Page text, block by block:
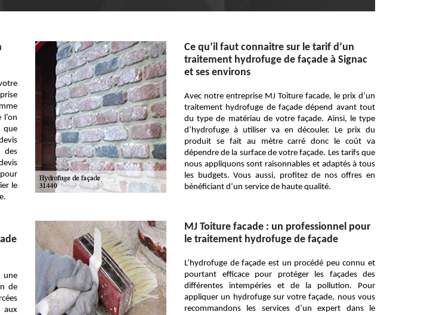
que
des
le
Ce qu’il faut connaitre sur le tarif d’un
traitement hydrofuge de façade à Signac
et ses environs
Avec notre entreprise MJ Toiture facade, le prix d’un
traitement hydrofuge de façade dépend avant tout
du type de matériau de votre façade. Ainsi, le type
d’hydrofuge à utiliser va en découler. Le prix du
produit se fait au mètre carré donc le coût va
dépendre de la surface de votre façade. Les tarifs que
nous appliquons sont raisonnables et adaptés à tous
les budgets. Vous aussi, profitez de nos offres en
bénéficiant d’un service de haute qualité.
une
de
aux
MJ Toiture facade : un professionnel pour
le traitement hydrofuge de façade
L’hydrofuge de façade est un procédé peu connu et
pourtant efficace pour protéger les façades des
différentes intempéries et de la pollution. Pour
appliquer un hydrofuge sur votre façade, nous vous
recommandons les services d’un expert dans le